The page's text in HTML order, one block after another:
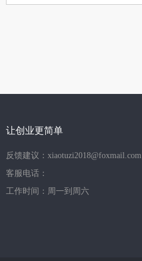
让创业更简单
反馈建议：xiaotuzi2018@foxmail.com
客服电话：
工作时间：周一到周六